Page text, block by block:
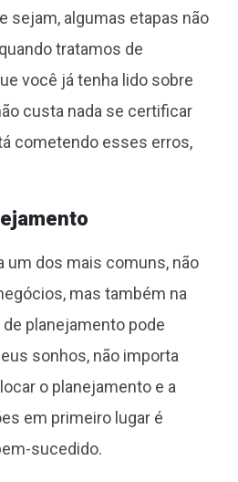
sejam, algumas etapas não
tratamos de
você já tenha lido sobre
custa nada se certificar
cometendo esses erros,
um dos mais comuns, não
mas também na
planejamento pode
sonhos, não importa
o planejamento e a
em primeiro lugar é
sucedido.